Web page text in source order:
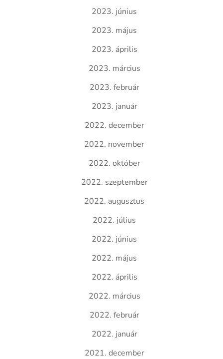
2023. június
2023. május
2023. április
2023. március
2023. február
2023. január
2022. december
2022. november
2022. október
2022. szeptember
2022. augusztus
2022. július
2022. június
2022. május
2022. április
2022. március
2022. február
2022. január
2021. december